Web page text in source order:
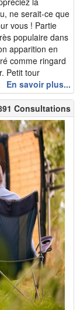
ne serait-ce que
vous ! Partie
populaire dans
apparition en
comme ringard
Petit tour
En savoir plus...
Consultations